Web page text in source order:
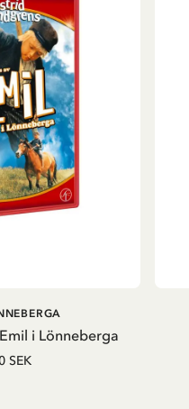
i Lönneberga
SEK